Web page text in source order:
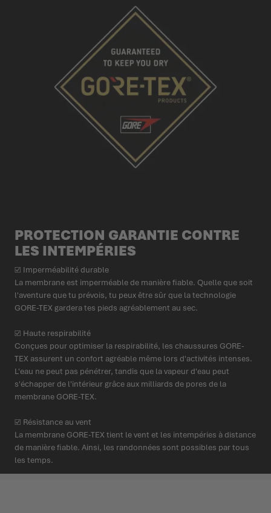
PROTECTION GARANTIE CONTRE
LES INTEMPÉRIES
☑ Imperméabilité durable
La membrane est imperméable de manière fiable. Quelle que soit
l'aventure que tu prévois, tu peux être sûr que la technologie
GORE-TEX gardera tes pieds agréablement au sec.
☑ Haute respirabilité
Conçues pour optimiser la respirabilité, les chaussures GORE-
TEX assurent un confort agréable même lors d'activités intenses.
L'eau ne peut pas pénétrer, tandis que la vapeur d'eau peut
s'échapper de l'intérieur grâce aux milliards de pores de la
membrane GORE-TEX.
☑ Résistance au vent
La membrane GORE-TEX tient le vent et les intempéries à distance
de manière fiable. Ainsi, les randonnées sont possibles par tous
les temps.